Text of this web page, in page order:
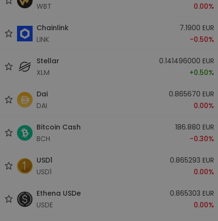
WBT
0.00%
Chainlink
LINK
7.1900 EUR
-0.50%
Stellar
XLM
0.141496000 EUR
+0.50%
Dai
DAI
0.865670 EUR
0.00%
Bitcoin Cash
BCH
186.880 EUR
-0.30%
USD1
USD1
0.865293 EUR
0.00%
Ethena USDe
USDE
0.865303 EUR
0.00%